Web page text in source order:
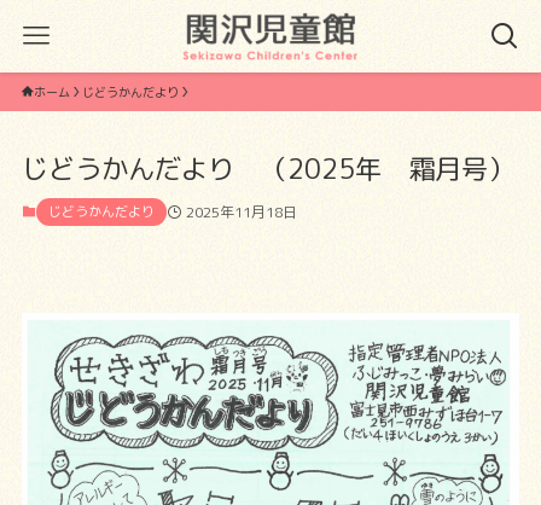
ホーム じどうかんだより
じどうかんだより （2025年 霜月号）
じどうかんだより 2025年11月18日